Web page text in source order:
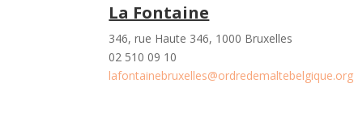
La Fontaine
346, rue Haute 346, 1000 Bruxelles
02 510 09 10
lafontainebruxelles@ordredemaltebelgique.org